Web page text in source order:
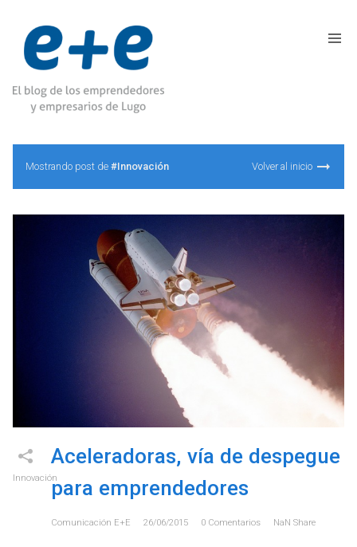
Mostrando post de #Innovación Volver al inicio
Innovación
Aceleradoras, vía de despegue
para emprendedores
Comunicación E+e 26/06/2015 0 Comentarios NaN Share